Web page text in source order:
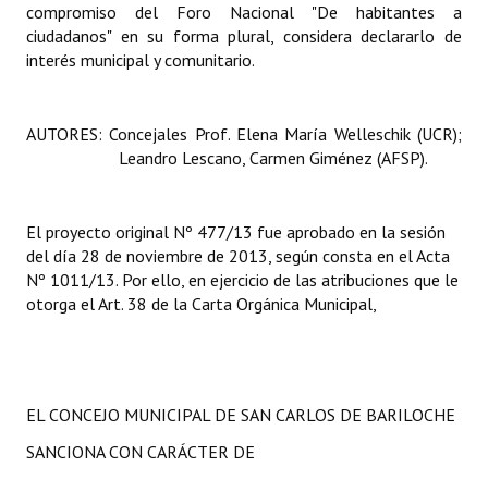
compromiso del Foro Nacional "De habitantes a
ciudadanos"en su forma plural, considera declararlo de
interés municipal y comunitario.
AUTORES:Concejales Prof. Elena María Welleschik (UCR);
Leandro Lescano, Carmen Giménez (AFSP).
El proyecto original Nº 477/13 fue aprobado en la sesión
del día 28 de noviembre de 2013, según consta en el Acta
Nº 1011/13. Por ello, en ejercicio de las atribuciones que le
otorga el Art. 38 de la Carta Orgánica Municipal,
EL CONCEJO MUNICIPAL DE SAN CARLOS DE BARILOCHE
SANCIONA CON CARÁCTER DE